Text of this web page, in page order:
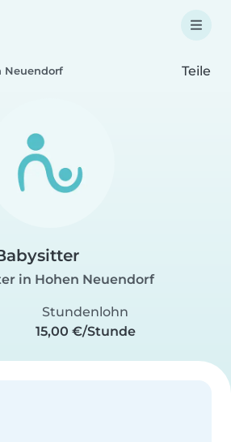
Neuendorf Teile
in Hohen Neuendorf
Stundenlohn
15,00 €/Stunde